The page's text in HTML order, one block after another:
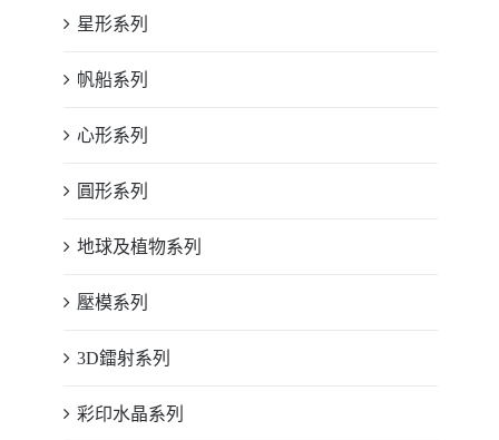
星形系列
帆船系列
心形系列
圓形系列
地球及植物系列
壓模系列
3D鐳射系列
彩印水晶系列